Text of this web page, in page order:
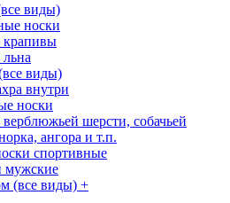
виды)
носки
крапивы
виды)
внутри
носки
верблюжьей шерсти, собачьей
ангора и т.п.
спортивные
мужские
(все виды) +